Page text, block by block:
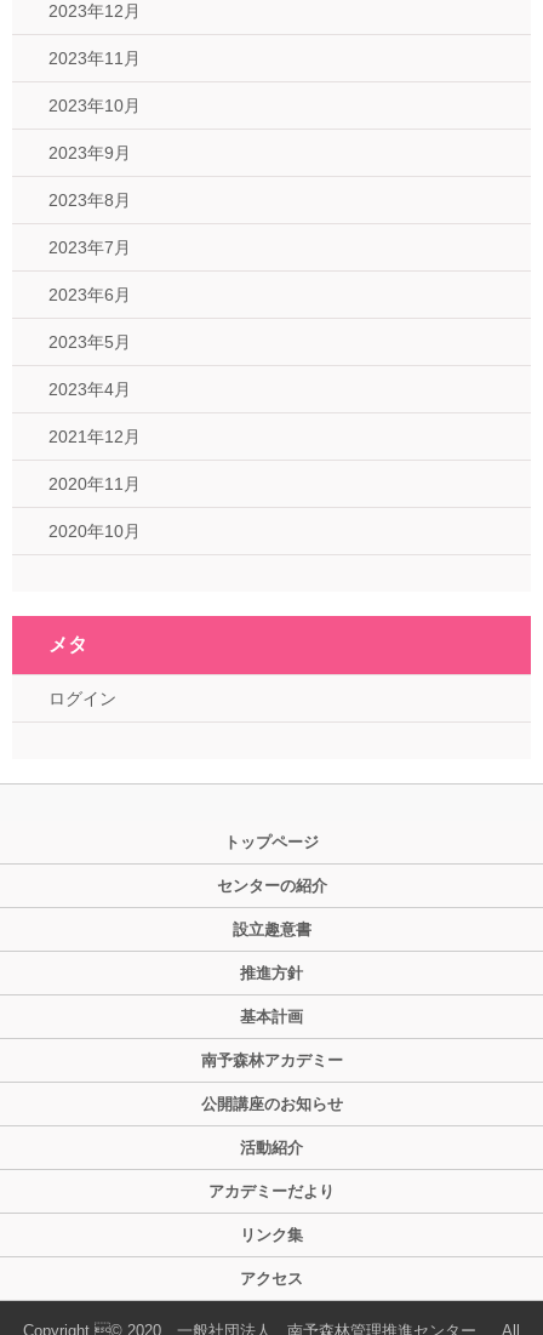
2023年12月
2023年11月
2023年10月
2023年9月
2023年8月
2023年7月
2023年6月
2023年5月
2023年4月
2021年12月
2020年11月
2020年10月
メタ
ログイン
トップページ
センターの紹介
設立趣意書
推進方針
基本計画
南予森林アカデミー
公開講座のお知らせ
活動紹介
アカデミーだより
リンク集
アクセス
Copyright © 2020 一般社団法人 南予森林管理推進センター , All